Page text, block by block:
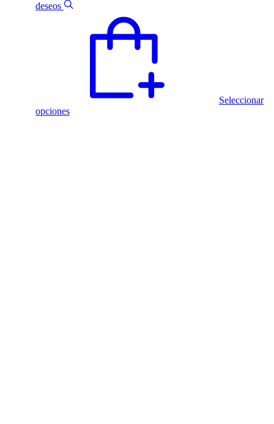
deseos
Seleccionar
opcionesEste